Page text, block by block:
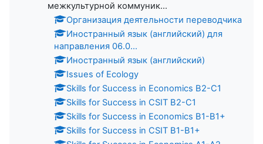
межкультурной коммуник...
Организация деятельности переводчика
Иностранный язык (английский) для
направления 06.0...
Иностранный язык (английский)
Issues of Ecology
Skills for Success in Economics B2-C1
Skills for Success in CSIT B2-C1
Skills for Success in Economics B1-B1+
Skills for Success in CSIT B1-B1+